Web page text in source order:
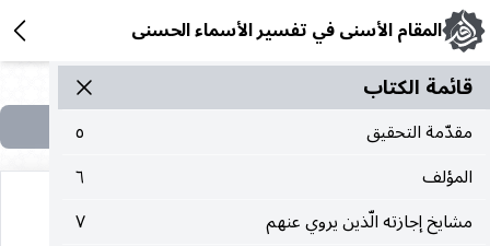
المقام الأسنى في تفسير الأسماء الحسنى
قائمة الکتاب
مقدّمة التحقيق
٥
المؤلف
٦
مشايخ إجازته الّذين يروي عنهم
٧